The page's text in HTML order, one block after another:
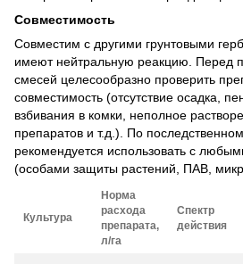
Совместимость
Совместим с другими грунтовыми
имеют нейтральную реакцию. Перед
смесей целесообразно проверить
совместимость (отсутствие осадка,
взбивания в комки, неполное
препаратов и т.д.). По
рекомендуется использовать с
(особами защиты растений, ПАВ,
Культура
Норма
расхода
препарата,
л/га
Спектр
действия